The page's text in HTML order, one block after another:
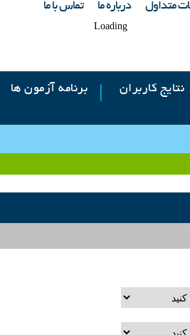
تماس با ما درباره ما متداول
Loading
نتایج کاربران برنامه آزمون ها